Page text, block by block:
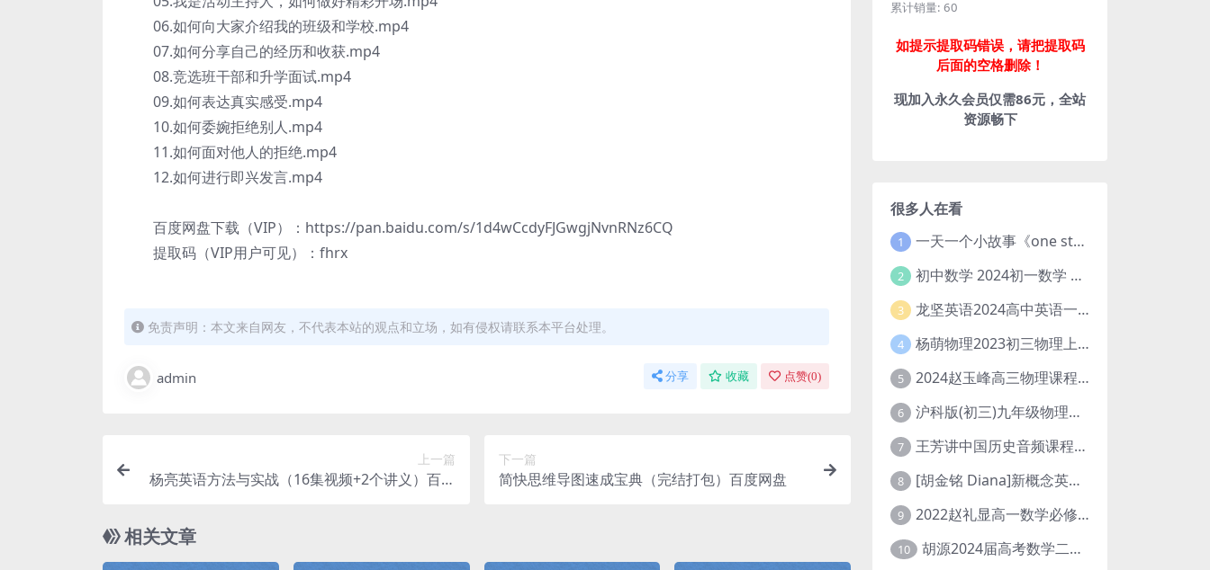
06.如何向大家介绍我的班级和学校.mp4
07.如何分享自己的经历和收获.mp4
08.竞选班干部和升学面试.mp4
09.如何表达真实感受.mp4
10.如何委婉拒绝别人.mp4
11.如何面对他人的拒绝.mp4
12.如何进行即兴发言.mp4
百度网盘下载（VIP）：https://pan.baidu.com/s/1d4wCcdyFJGwgjNvnRNz6CQ
提取码（VIP用户可见）：fhrx
免责声明：本文来自网友，不代表本站的观点和立场，如有侵权请联系本平台处理。
admin 分享 收藏 点赞(0)
上一篇
杨亮英语方法与实战（16集视频+2个讲义）百度
下一篇
简快思维导图速成宝典（完结打包）百度网盘
相关文章
累计销量: 60
如提示提取码错误，请把提取码
后面的空格删除！
现加入永久会员仅需86元，全站
资源畅下
很多人在看
1 一天一个小故事《one story a day》初中版 百度网盘分享下载
2 初中数学 2024初一数学 朱韬数学 S班春季下 A+班春季下 百度云网盘
3 龙坚英语2024高中英语一轮系统班(全国卷+北京卷)
4 杨萌物理2023初三物理上秋季A+班(视频+讲义) 百度网盘分享
5 2024赵玉峰高三物理课程24年高考物理一轮复习网课教程
6 沪科版(初三)九年级物理全一册网课教学视频全集(录播版 杜春雨 66讲)
7 王芳讲中国历史音频课程全集(上下五千年)
8 [胡金铭 Diana]新概念英语第1册教学视频课程(全集 百度网盘下载)
9 2022赵礼显高一数学必修一课程视频资源(秋季班 含讲义)百度网盘云
10 胡源2024届高考数学二轮寒假春季精讲 百度网盘分享